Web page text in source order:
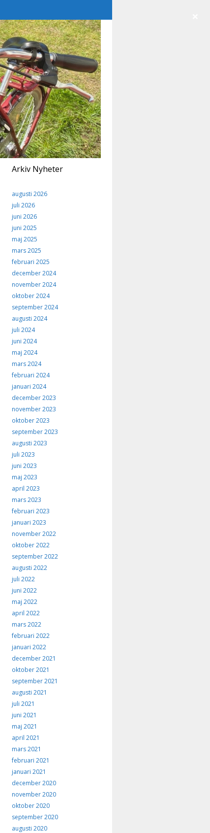
Arkiv Nyheter
augusti 2026
juli 2026
juni 2026
juni 2025
maj 2025
mars 2025
februari 2025
december 2024
november 2024
oktober 2024
september 2024
augusti 2024
juli 2024
juni 2024
maj 2024
mars 2024
februari 2024
januari 2024
december 2023
november 2023
oktober 2023
september 2023
augusti 2023
juli 2023
juni 2023
maj 2023
april 2023
mars 2023
februari 2023
januari 2023
november 2022
oktober 2022
september 2022
augusti 2022
juli 2022
juni 2022
maj 2022
april 2022
mars 2022
februari 2022
januari 2022
december 2021
oktober 2021
september 2021
augusti 2021
juli 2021
juni 2021
maj 2021
april 2021
mars 2021
februari 2021
januari 2021
december 2020
november 2020
oktober 2020
september 2020
augusti 2020